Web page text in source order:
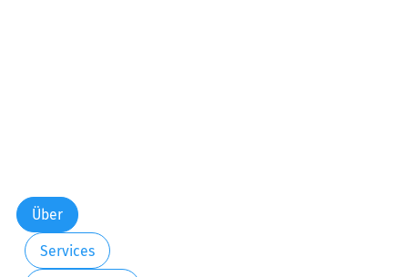
Über
Services